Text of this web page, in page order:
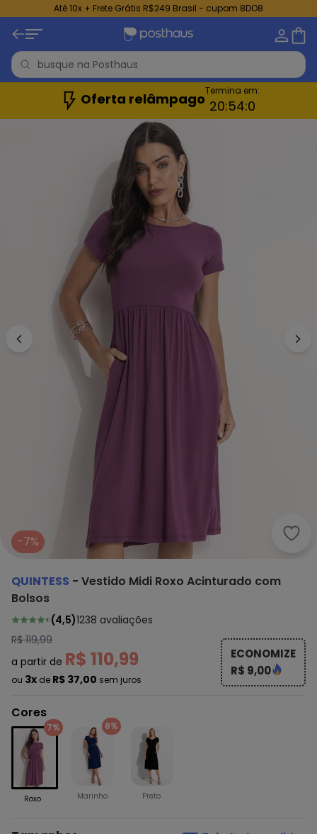
Até 10x + Frete Grátis R$249 Brasil - cupom 8DO8
Oferta relâmpagoTermina em:
20:53:58
-7%
QUINTESS - Vestido Midi Roxo Acinturado com
Bolsos
(4,5)1238 avaliações
R$ 119,99
a partir de R$ 110,99
ou 3x de R$ 37,00 sem juros
ECONOMIZE
R$ 9,00
Cores
7%
Roxo
8%
Marinho Preto